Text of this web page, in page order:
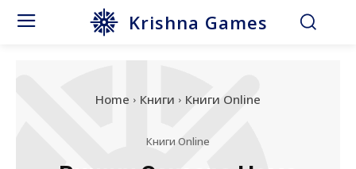
Krishna Games
Home Книги Книги Online
Книги Online